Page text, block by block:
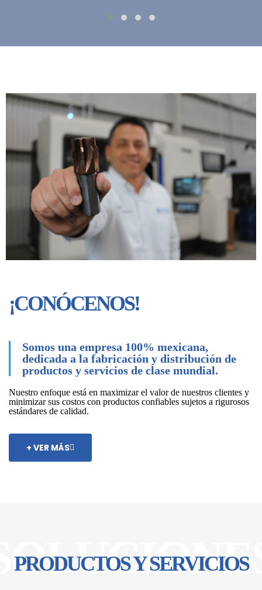
Services
¡CONÓCENOS!
Somos una empresa 100% mexicana,
dedicada a la fabricación y distribución de
productos y servicios de clase mundial.
Nuestro enfoque está en maximizar el valor de nuestros clientes y
minimizar sus costos con productos confiables sujetos a rigurosos
estándares de calidad.
+ VER MÁS
PRODUCTOS Y SERVICIOS